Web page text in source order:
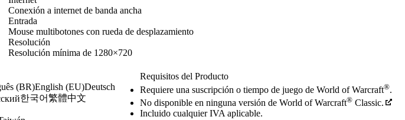
Conexión a internet de banda ancha
Entrada
Mouse multibotones con rueda de desplazamiento
Resolución
Resolución mínima de 1280×720
(BR)English (EU)Deutsch
한국어繁體中文
Requisitos del Producto
Requiere una suscripción o tiempo de juego de World of Warcraft®.
No disponible en ninguna versión de World of Warcraft® Classic.
Incluido cualquier IVA aplicable.